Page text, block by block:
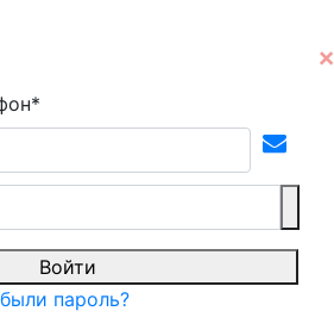
Войти
пароль?